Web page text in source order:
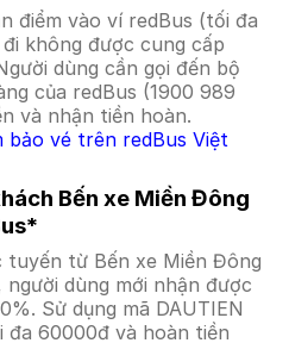
điểm vào ví redBus (tối đa
không được cung cấp
dùng cần gọi đến bộ
của redBus (1900 989
và nhận tiền hoàn.
bảo vé trên redBus Việt
Bến xe Miền Đông
từ Bến xe Miền Đông
dùng mới nhận được
Sử dụng mã DAUTIEN
đa 60000đ và hoàn tiền